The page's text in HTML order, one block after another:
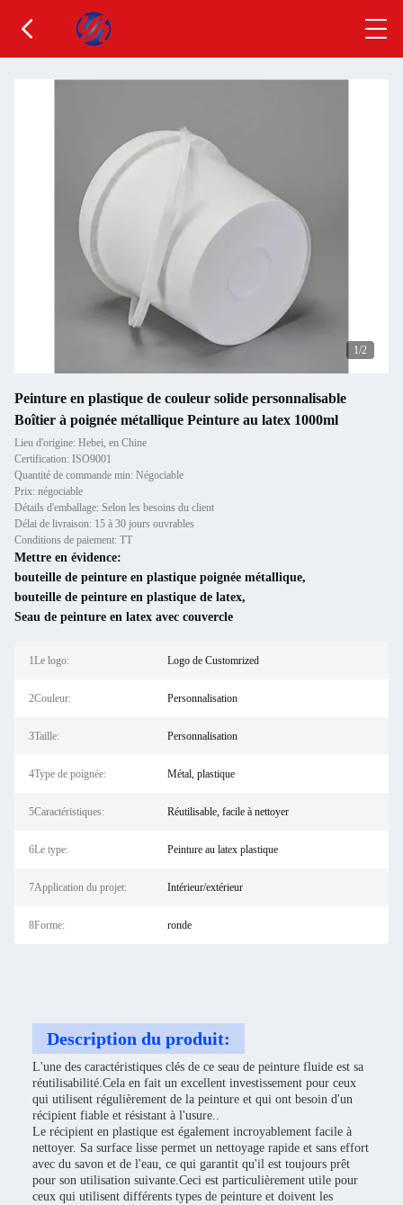
1/2
Peinture en plastique de couleur solide personnalisable
Boîtier à poignée métallique Peinture au latex 1000ml
Lieu d'origine: Hebei, en Chine
Certification: ISO9001
Quantité de commande min: Négociable
Prix: négociable
Détails d'emballage: Selon les besoins du client
Délai de livraison: 15 à 30 jours ouvrables
Conditions de paiement: TT
Mettre en évidence:
bouteille de peinture en plastique poignée métallique,
bouteille de peinture en plastique de latex,
Seau de peinture en latex avec couvercle
1Le logo: Logo de Customrized
2Couleur: Personnalisation
3Taille: Personnalisation
4Type de poignée: Métal, plastique
5Caractéristiques: Réutilisable, facile à nettoyer
6Le type: Peinture au latex plastique
7Application du projet: Intérieur/extérieur
8Forme: ronde
Description du produit:
L'une des caractéristiques clés de ce seau de peinture fluide est sa
réutilisabilité.Cela en fait un excellent investissement pour ceux
qui utilisent régulièrement de la peinture et qui ont besoin d'un
récipient fiable et résistant à l'usure..
Le récipient en plastique est également incroyablement facile à
nettoyer. Sa surface lisse permet un nettoyage rapide et sans effort
avec du savon et de l'eau, ce qui garantit qu'il est toujours prêt
pour son utilisation suivante.Ceci est particulièrement utile pour
ceux qui utilisent différents types de peinture et doivent les